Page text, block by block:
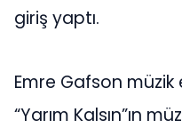
giriş yaptı.
Emre Gafson
“Yarım Kalsın”ın